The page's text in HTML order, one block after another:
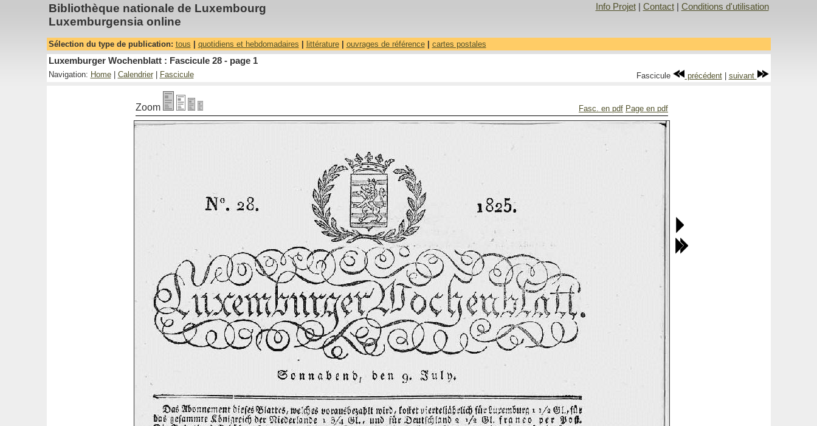
Bibliothèque nationale de Luxembourg
Luxemburgensia online
Info Projet| Contact| Conditions d'utilisation
Sélection du type de publication: tous quotidiens et hebdomadaires littérature| ouvrages de référence| cartes postales
Luxemburger Wochenblatt : Fascicule 28 - page 1
Navigation: Home| Calendrier| Fascicule Fascicule précédent| suivant
Zoom Fasc. en pdf Page en pdf